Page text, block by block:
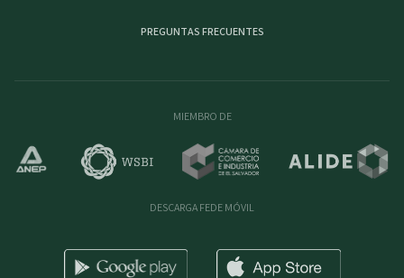
PREGUNTAS FRECUENTES
MIEMBRO DE
DESCARGA FEDE MÓVIL